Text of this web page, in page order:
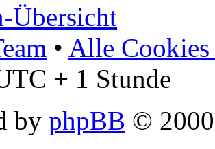
Übersicht
• Alle Cookies
+ 1 Stunde
by phpBB ©